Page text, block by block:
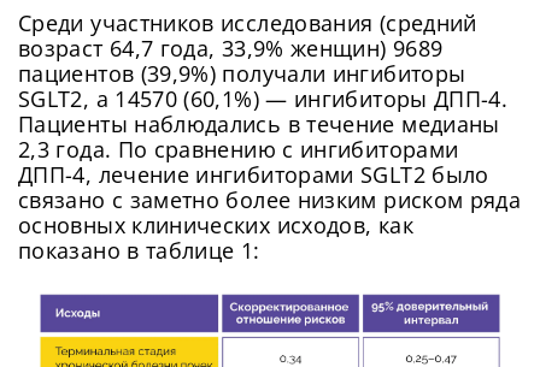
Среди участников исследования (средний
возраст 64,7 года, 33,9% женщин) 9689
пациентов (39,9%) получали ингибиторы
SGLT2, а 14570 (60,1%) — ингибиторы ДПП-4.
Пациенты наблюдались в течение медианы
2,3 года. По сравнению с ингибиторами
ДПП-4, лечение ингибиторами SGLT2 было
связано с заметно более низким риском ряда
основных клинических исходов, как
показано в таблице 1: